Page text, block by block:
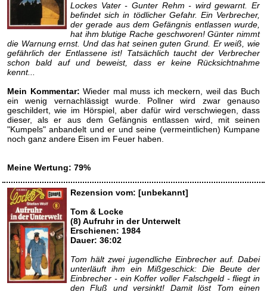
Lockes Vater - Gunter Rehm - wird gewarnt. Er
befindet sich in tödlicher Gefahr. Ein Verbrecher,
der gerade aus dem Gefängnis entlassen wurde,
hat ihm blutige Rache geschworen! Günter nimmt
die Warnung ernst. Und das hat seinen guten Grund. Er weiß, wie
gefährlich der Entlassene ist! Tatsächlich taucht der Verbrecher
schon bald auf und beweist, dass er keine Rücksichtnahme
kennt...
Mein Kommentar: Wieder mal muss ich meckern, weil das Buch
ein wenig vernachlässigt wurde. Pollner wird zwar genauso
geschildert, wie im Hörspiel, aber dafür wird verschwiegen, dass
dieser, als er aus dem Gefängnis entlassen wird, mit seinen
"Kumpels" anbandelt und er und seine (vermeintlichen) Kumpane
noch ganz andere Eisen im Feuer haben.
Meine Wertung: 79%
Rezension vom: [unbekannt]
Tom & Locke
(8) Aufruhr in der Unterwelt
Erschienen: 1984
Dauer: 36:02
Tom hält zwei jugendliche Einbrecher auf. Dabei
unterläuft ihm ein Mißgeschick: Die Beute der
Einbrecher - ein Koffer voller Falschgeld - fliegt in
den Fluß und versinkt! Damit löst Tom einen